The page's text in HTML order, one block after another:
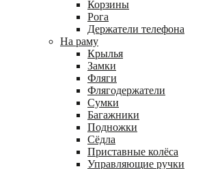
Корзины
Рога
Держатели телефона
На раму
Крылья
Замки
Фляги
Флягодержатели
Сумки
Багажники
Подножки
Сёдла
Приставные колёса
Управляющие ручки